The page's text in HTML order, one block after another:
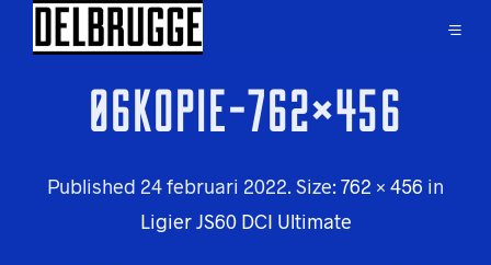
06KOPIE-762×456
Published 24 februari 2022. Size:762 × 456 in
Ligier JS60 DCI Ultimate